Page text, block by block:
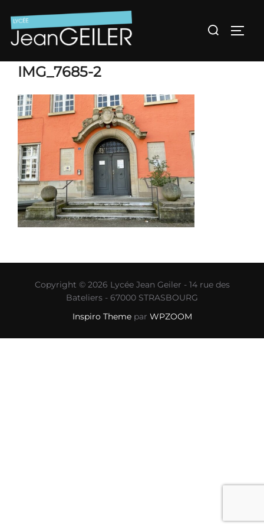
au
contenu
Rechercher :
IMG_7685-2
Copyright © 2026 Lycée Jean Geiler - 14 rue des
Bateliers - 67000 STRASBOURG
Inspiro Themepar WPZOOM